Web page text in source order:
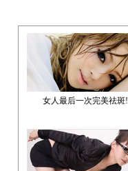
女人最后一次完美祛斑!